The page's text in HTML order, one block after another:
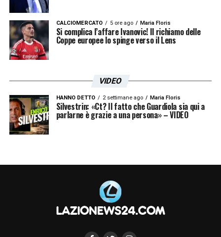
CALCIOMERCATO 5 ore ago Maria Floris
Si complica l’affare Ivanovic! Il richiamo delle
Coppe europee lo spinge verso il Lens
VIDEO
HANNO DETTO 2 settimane ago Maria Floris
Silvestrin: «Ct? Il fatto che Guardiola sia qui a
parlarne è grazie a una persona» – VIDEO